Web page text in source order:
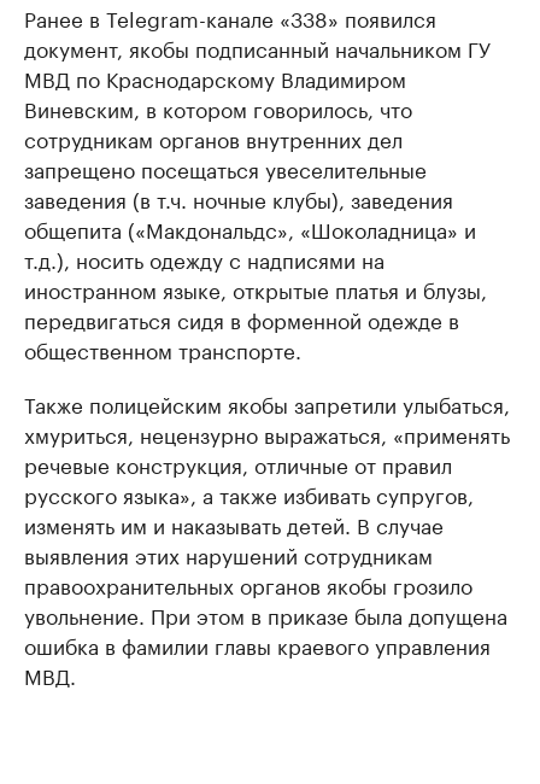
Ранее в Telegram-канале «338» появился
документ, якобы подписанный начальником ГУ
МВД по Краснодарскому Владимиром
Виневским, в котором говорилось, что
сотрудникам органов внутренних дел
запрещено посещаться увеселительные
заведения (в т.ч. ночные клубы), заведения
общепита («Макдональдс», «Шоколадница» и
т.д.), носить одежду с надписями на
иностранном языке, открытые платья и блузы,
передвигаться сидя в форменной одежде в
общественном транспорте.
Также полицейским якобы запретили улыбаться,
хмуриться, нецензурно выражаться, «применять
речевые конструкция, отличные от правил
русского языка», а также избивать супругов,
изменять им и наказывать детей. В случае
выявления этих нарушений сотрудникам
правоохранительных органов якобы грозило
увольнение. При этом в приказе была допущена
ошибка в фамилии главы краевого управления
МВД.